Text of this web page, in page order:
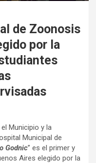
de Zoonosis
por la
Municipio y la
Municipal de
Godnic” es el primer y
Aires elegido por la